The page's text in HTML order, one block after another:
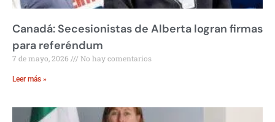
Canadá: Secesionistas de Alberta logran firmas
para referéndum
7 de mayo, 2026 No hay comentarios
Leer más »